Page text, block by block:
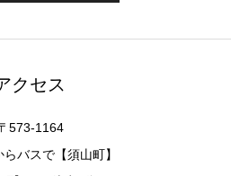
クセス
573-1164
バスで【須山町】